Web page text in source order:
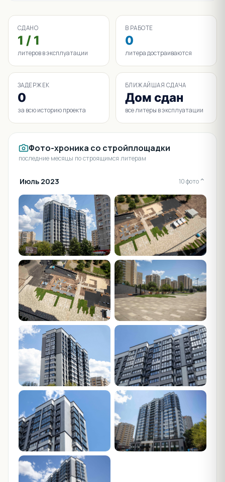
СДАНО
1 / 1
литеров в эксплуатации
В РАБОТЕ
0
литера достраиваются
ЗАДЕРЖЕК
0
за всю историю проекта
БЛИЖАЙШАЯ СДАЧА
Дом сдан
все литеры в эксплуатации
Фото-хроника со стройплощадки
последние месяцы по строящимся литерам
Июль 2023 10 фото ⌄